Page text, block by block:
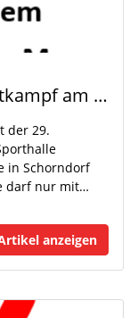
Ausschreibung Nikolauswettkampf am 09.12.2023 in Schorndorf
der 29.
in Schorndorf
darf nur mit…
anzeigen